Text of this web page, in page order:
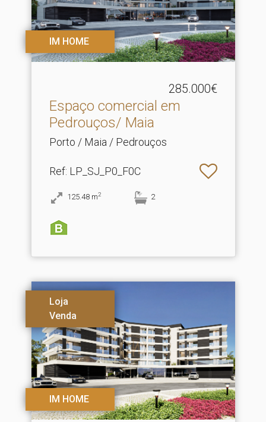
IM HOME
285.000€
Espaço comercial em
Pedrouços/ Maia
Porto / Maia / Pedrouços
Ref: LP_SJ_P0_F0C
125.48 m2 2
Loja
Venda
IM HOME